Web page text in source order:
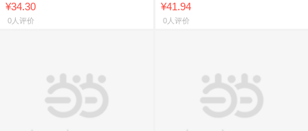
¥34.30
0人评价
¥41.94
0人评价